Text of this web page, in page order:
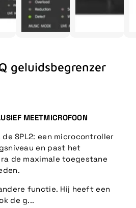
geluidsbegrenzer
MEETMICROFOON
SPL2: een microcontroller
en past het
de maximale toegestane
functie. Hij heeft een
de g...